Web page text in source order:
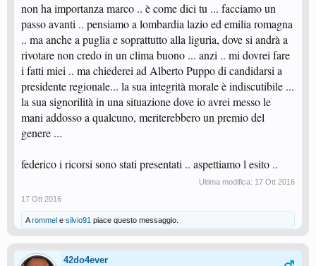
non ha importanza marco .. è come dici tu ... facciamo un
passo avanti .. pensiamo a lombardia lazio ed emilia romagna
.. ma anche a puglia e soprattutto alla liguria, dove si andrà a
rivotare non credo in un clima buono ... anzi .. mi dovrei fare
i fatti miei .. ma chiederei ad Alberto Puppo di candidarsi a
presidente regionale... la sua integrità morale è indiscutibile ...
la sua signorilità in una situazione dove io avrei messo le
mani addosso a qualcuno, meriterebbero un premio del
genere ...
federico i ricorsi sono stati presentati .. aspettiamo l esito ..
Ultima modifica: 17 Ott 2016
17 Ott 2016
Arommel e silvio91 piace questo messaggio.
42do4ever